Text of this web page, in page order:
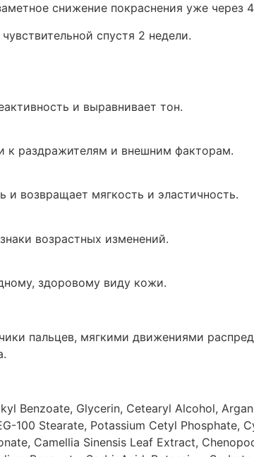
снижение покраснения уже через
спустя 2 недели.
и выравнивает тон.
к раздражителям и внешним факторам.
возвращает мягкость и эластичность.
возрастных изменений.
здоровому виду кожи.
пальцев, мягкими движениями
Benzoate, Glycerin, Cetearyl Alcohol,
100 Stearate, Potassium Cetyl Phosphate,
Camellia Sinensis Leaf Extract,